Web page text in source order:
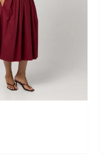
S M
ΣΤΟ ΚΑΛΆΘΙ →